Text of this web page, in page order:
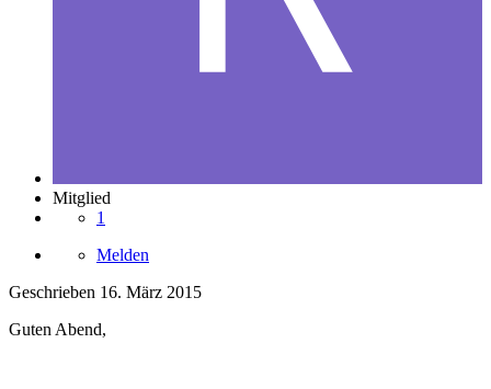
Mitglied
1
Melden
Geschrieben 16. März 2015
Guten Abend,